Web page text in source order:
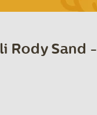
Rody Sand -